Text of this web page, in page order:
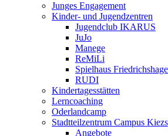
Junges Engagement
Kinder- und Jugendzentren
Jugendclub IKARUS
JuJo
Manege
ReMiLi
Spielhaus
RUDI
Kindertagesstätten
Lerncoaching
Oderlandcamp
Stadtteilzentrum Campus
Angebote